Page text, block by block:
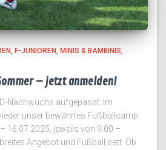
F-JUNIOREN
MINIS & BAMBINIS
– jetzt anmelden!
Nachwuchs aufgepasst: Im
unser bewährtes Fußballcamp
16.07.2025, jeweils von 9:00 –
Angebot und Fußball satt. Ob